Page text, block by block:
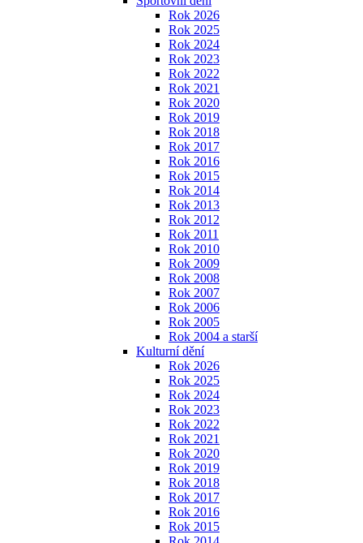
Rok 2026
Rok 2025
Rok 2024
Rok 2023
Rok 2022
Rok 2021
Rok 2020
Rok 2019
Rok 2018
Rok 2017
Rok 2016
Rok 2015
Rok 2014
Rok 2013
Rok 2012
Rok 2011
Rok 2010
Rok 2009
Rok 2008
Rok 2007
Rok 2006
Rok 2005
Rok 2004 a starší
Kulturní dění
Rok 2026
Rok 2025
Rok 2024
Rok 2023
Rok 2022
Rok 2021
Rok 2020
Rok 2019
Rok 2018
Rok 2017
Rok 2016
Rok 2015